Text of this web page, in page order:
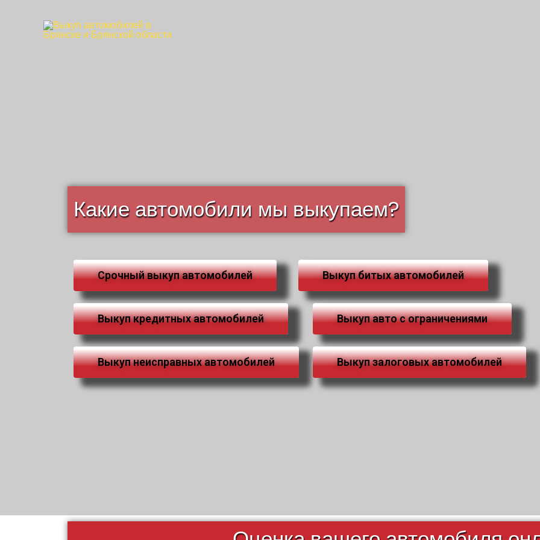
Какие автомобили мы выкупаем?
Срочный выкуп автомобилей Выкуп битых автомобилей
Выкуп кредитных автомобилей
Выкуп неисправных автомобилей
Выкуп авто с ограничениями
Выкуп залоговых автомобилей